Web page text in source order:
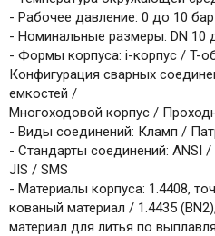
- Рабочее давление: 0 до 10 бар
- Номинальные размеры: DN 10
- Формы корпуса: i-корпус / T-
Конфигурация сварных
емкостей /
Многоходовой корпус /
- Виды соединений: Кламп /
- Стандарты соединений: ANSI
JIS / SMS
- Материалы корпуса: 1.4408,
кованый материал / 1.4435
материал для литья по